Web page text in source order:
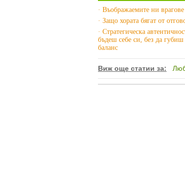
· Въображаемите ни врагове
· Защо хората бягат от
· Стратегическа
бъдеш себе си, без да
баланс
Виж още статии за: